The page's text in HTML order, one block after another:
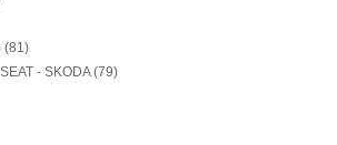
(81)
- SKODA (79)